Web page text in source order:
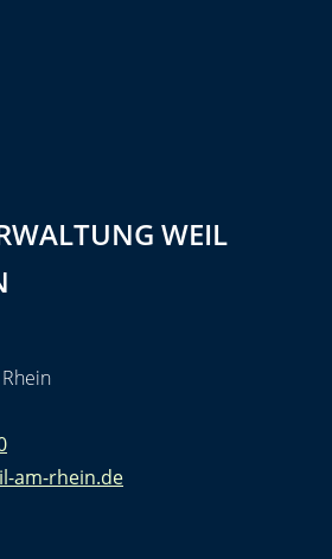
WEIL
am-rhein.de